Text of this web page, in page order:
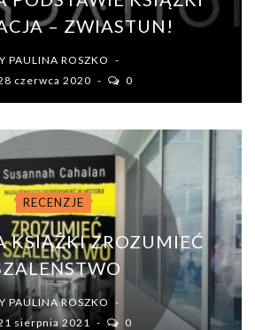
– ZWIASTUN!
PAULINA ROSZKO
czerwca 2020
0
RECENZJE
KSIĄŻKI ZROZUMIEĆ
PAULINA ROSZKO
sierpnia 2021
0